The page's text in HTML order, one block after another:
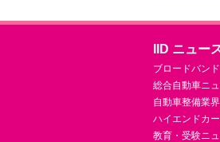
IID ニュー
ブロードバン
総合自動車ニ
自動車整備業
ハイエンドカ
教育・受験ニ